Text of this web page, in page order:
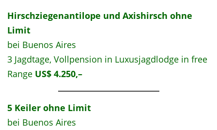
Hirschziegenantilope und Axishirsch ohne
Limit
bei Buenos Aires
3 Jagdtage, Vollpension in Luxusjagdlodge in free
Range US$ 4.250,–
5 Keiler ohne Limit
bei Buenos Aires